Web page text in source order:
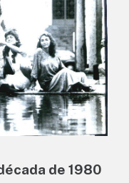
de 1980